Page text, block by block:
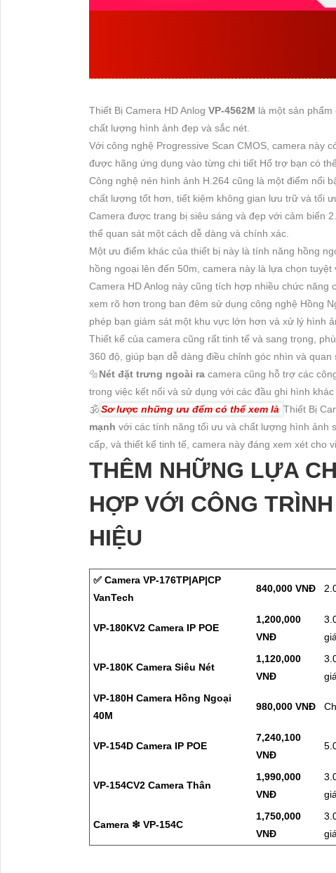
Thiết Bị Camera HD Anlog VP-4562M là một sản
chất lượng hình ảnh đẹp và sắc nét.
Với công nghệ Progressive Scan CMOS, camera này
được hãng ứng dụng vào từng chi tiết Hổ trợ bạn có
Công nghệ nén hình ảnh H.264 cũng là một điểm nổi
chất lượng tốt hơn, tiết kiệm không gian lưu trữ và tối
Camera được trang bị siêu sáng và đẹp với cảm biến
thể quan sát một cách dễ dàng và chính xác.
Một ưu điểm khác của thiết bị này là tính năng hồng
hồng ngoại lên đến 50m, camera này là lựa chọn
Camera HD Anlog này cũng tích hợp nhiều chức năng
xem rõ hơn trong ban đêm sử dụng công nghệ Hồng
phép bạn giám sát một khu vực lớn hơn và xử lý hình
Thiết kế của camera cũng rất tinh tế và sang trọng,
360 độ, giúp bạn dễ dàng điều chỉnh góc nhìn và quan
🔩Nét đặt trưng ngoài ra camera cũng hỗ trợ các
trong việc kết nối và sử dụng với các đầu ghi hình khác
🕉️Sơ lược những ưu đểm có thể xem là Thiết Bị
mạnh với các tính năng tối ưu và chất lượng hình ảnh
cấp, và thiết kế tinh tế, camera này đáng xem xét cho
THÊM NHỮNG LỰA
HỢP VỚI CÔNG
HIỆU
✅ Camera VP-176TP|AP|CP
VanTech
840,000 VNĐ
VP-180KV2 Camera IP POE
1,200,000
VNĐ
VP-180K Camera Siêu Nét
1,120,000
VNĐ
VP-180H Camera Hồng Ngoại
40M
980,000 VNĐ
VP-154D Camera IP POE
7,240,100
VNĐ
VP-154CV2 Camera Thân
1,990,000
VNĐ
Camera ❇ VP-154C
1,750,000
VNĐ